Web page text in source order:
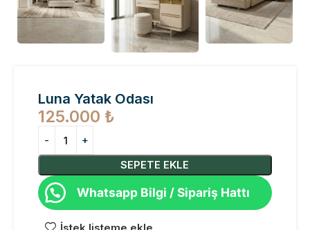
Luna Yatak Odası
125.000 ₺
SEPETE EKLE
Whatsapp Bilgi / Sipariş Hattı